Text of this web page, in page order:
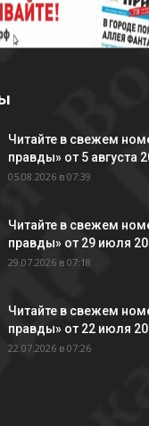
Читайте в свежем
правды» от 5 августа
05.08.2026 в 07:39
Читайте в свежем
правды» от 29 июля
29.07.2026 в 07:18
Читайте в свежем
правды» от 22 июля
22.07.2026 в 07:26